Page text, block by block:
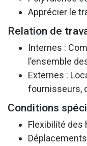
Apprécier le
Relation de
Internes :
l’ensemble
Externes :
fournisseurs,
Conditions
Flexibilité des